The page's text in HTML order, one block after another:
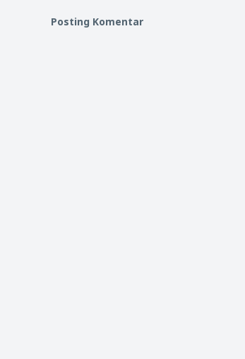
Posting Komentar